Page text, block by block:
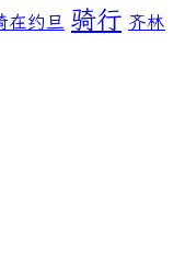
在约旦 骑行 齐林